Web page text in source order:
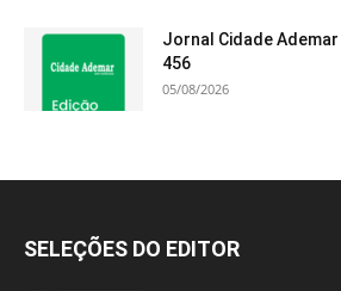
Jornal Cidade
456
05/08/2026
SELEÇÕES DO EDITOR